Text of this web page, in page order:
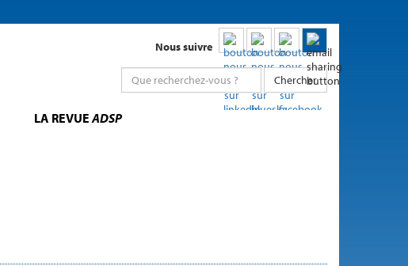
Nous suivre
Chercher
LA REVUEADSP